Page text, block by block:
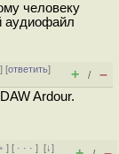
человеку
аудиофайл
] [ответить]
+ / –
Ardour.
] [ · · ·][↓]